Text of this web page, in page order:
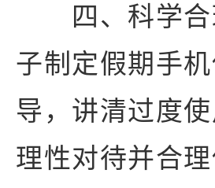
四、科学合
子制定假期手
导，讲清过度
理性对待并合